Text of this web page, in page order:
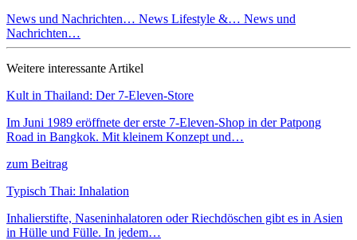
News und Nachrichten… News Lifestyle &… News und
Nachrichten…
Weitere interessante Artikel
Kult in Thailand: Der 7-Eleven-Store
Im Juni 1989 eröffnete der erste 7-Eleven-Shop in der Patpong
Road in Bangkok. Mit kleinem Konzept und…
zum Beitrag
Typisch Thai: Inhalation
Inhalierstifte, Naseninhalatoren oder Riechdöschen gibt es in Asien
in Hülle und Fülle. In jedem…